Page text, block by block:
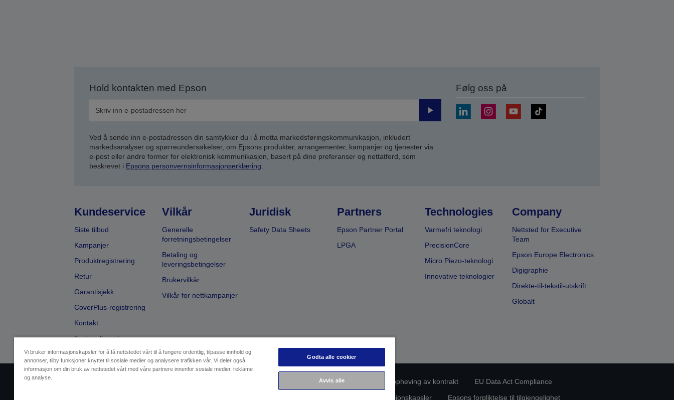
Hold kontakten med Epson
Send
Ved å sende inn e-postadressen din samtykker du i å motta markedsføringskommunikasjon, inkludert
markedsanalyser og spørreundersøkelser, om Epsons produkter, arrangementer, kampanjer og tjenester via
e-post eller andre former for elektronisk kommunikasjon, basert på dine preferanser og nettatferd, som
beskrevet i Epsons personvernsinformasjonserklæring
Følg oss på
Kundeservice
Siste tilbud
Kampanjer
Produktregistrering
Retur
Garantisjekk
CoverPlus-registrering
Kontakt
Forhandlersøk
Vilkår
Generelle
forretningsbetingelser
Betaling og
leveringsbetingelser
Brukervilkår
Vilkår for nettkampanjer
Juridisk
Safety Data Sheets
Partners
Epson Partner Portal
LPGA
Technologies
Varmefri teknologi
PrecisionCore
Micro Piezo-teknologi
Innovative teknologier
Company
Nettsted for Executive
Team
Epson Europe Electronics
Digigraphie
Direkte-til-tekstil-utskrift
Globalt
Personvernerklæring Oppheving av kontrakt
EU Data Act Compliance
Informasjon om informasjonskapsler Epsons forpliktelse til tilgjengelighet
Vi bruker informasjonskapsler for å få nettstedet vårt til å fungere ordentlig, tilpasse innhold og
annonser, tilby funksjoner knyttet til sosiale medier og analysere trafikken vår. Vi deler også
informasjon om din bruk av nettstedet vårt med våre partnere innenfor sosiale medier, reklame
og analyse.
Godta alle cookier
Avvis alle